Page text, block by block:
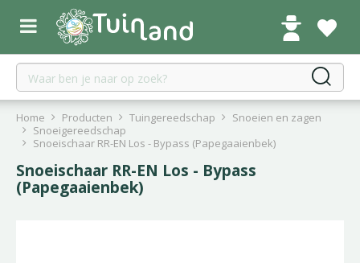
r
Home Producten Tuingereedschap
Snoeien en zagen
Snoeigereedschap
Snoeischaar RR-EN Los - Bypass (Papegaaienbek)
Snoeischaar RR-EN Los - Bypass
(Papegaaienbek)